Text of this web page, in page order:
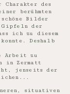
des
berühmten
Bilder
Gipfeln der
ich zu diesem
Deshalb
Arbeit zu
in Zermatt
jenseits der
situativen